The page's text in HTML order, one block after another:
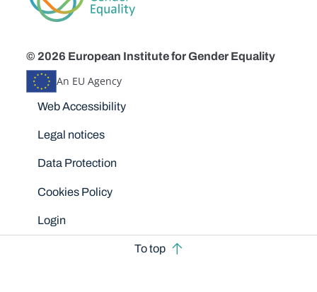
© 2026 European Institute for Gender Equality
An EU Agency
Disclaimers
Web Accessibility
Legal notices
Data Protection
Cookies Policy
Login
To top